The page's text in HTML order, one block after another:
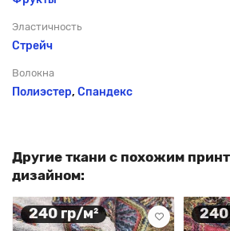
Эластичность
Стрейч
Волокна
Полиэстер, Спандекс
Другие ткани с похожим
дизайном:
240 гр/м² 240